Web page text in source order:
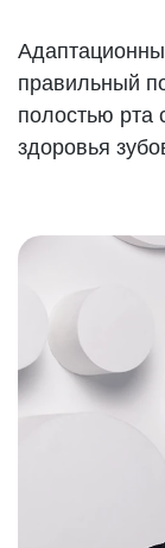
правильный
полостью рта
здоровья